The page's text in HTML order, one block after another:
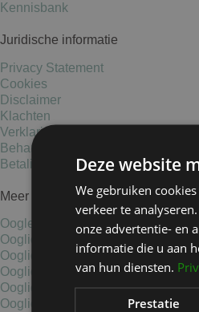
Kennisbank
Juridische informatie
Privacy Statement
Cookies
Disclaimer
Klachten
Verklaring medische gegevens
Behandelvoorwaarden
Betalingsmogelijkheden
Meer informatie
Oogleden liften
Ooglidcorrectie Haarlem
Ooglidcorrectie Hoofddorp
Ooglidcorrectie Amsterdam
Ooglidcorrectie Noord-Holland
Ooglidcorrectie Bloemendaal
Deze website
We gebruiken
verkeer te
onze advertentie- en
informatie die u aan
van hun diensten.
Prestatie